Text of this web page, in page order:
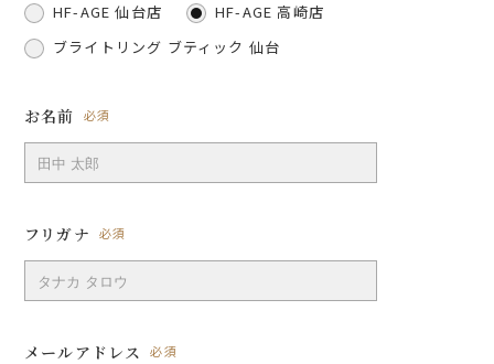
HF-AGE 仙台店
HF-AGE 高崎店
ブライトリング ブティック 仙台
お名前 必須
フリガナ 必須
メールアドレス 必須